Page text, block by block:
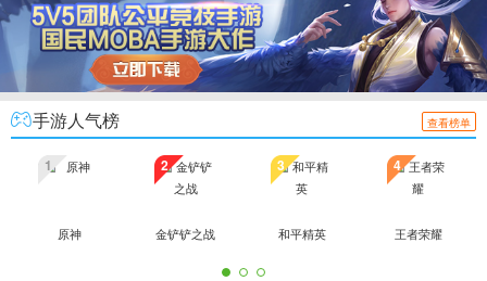
手游人气榜 查看榜单
原神
1
金铲铲之战
2
和平精英
3
王者荣耀
4